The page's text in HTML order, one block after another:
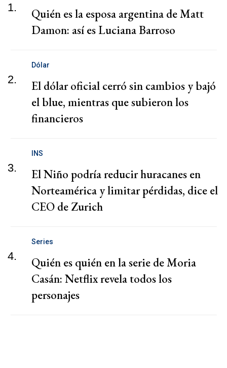
1.
Quién es la esposa argentina de Matt
Damon: así es Luciana Barroso
2.
Dólar
El dólar oficial cerró sin cambios y bajó
el blue, mientras que subieron los
financieros
3.
INS
El Niño podría reducir huracanes en
Norteamérica y limitar pérdidas, dice el
CEO de Zurich
4.
Series
Quién es quién en la serie de Moria
Casán: Netflix revela todos los
personajes